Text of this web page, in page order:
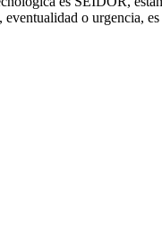
o urgencia,